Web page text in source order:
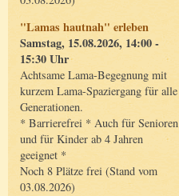
"Lamas hautnah" erleben
Samstag, 15.08.2026, 14:00 -
15:30 Uhr
Achtsame Lama-Begegnung mit
kurzem Lama-Spaziergang für alle
Generationen.
* Barrierefrei * Auch für Senioren
und für Kinder ab 4 Jahren
geeignet *
Noch 8 Plätze frei (Stand vom
03.08.2026)